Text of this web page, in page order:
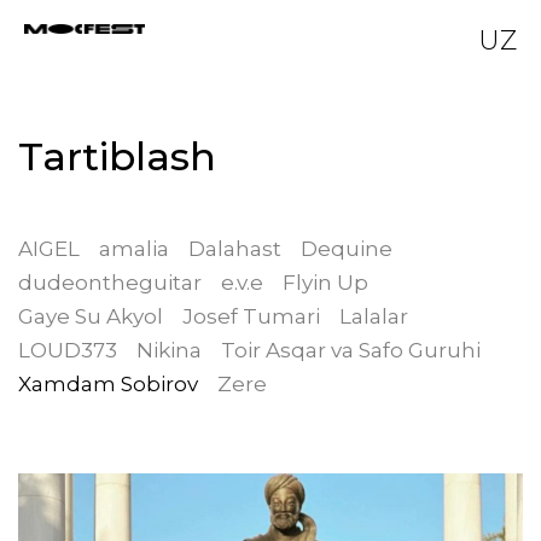
UZ
Tartiblash
AIGEL amalia Dalahast
Dequine
dudeontheguitar
e.v.e
Flyin Up
Gaye Su Akyol
Josef Tumari
Lalalar
LOUD373
Nikina
Toir Asqar va Safo Guruhi
Xamdam Sobirov
Zere